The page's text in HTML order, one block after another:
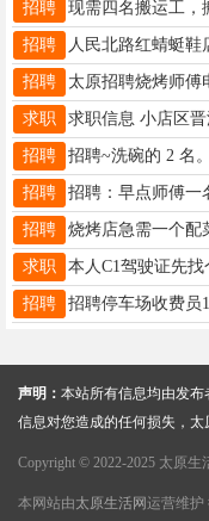
招聘
招聘
招聘 太原招聘烧烤师傅
求职
招聘
招聘
招聘
求职
招聘
声明： 本站所有信息均由发
信息对您造成的任何损失，太
Copyright © 2022-2025 太原生
本网站由太原生活网 运营维护